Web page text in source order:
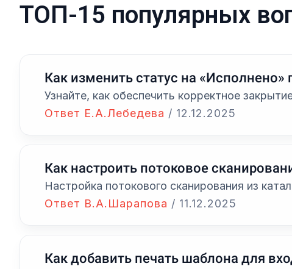
ТОП-15 популярных
Ответ Е.А.Лебедева / 12.12.2025
Как изменить статус на «Исполнено»
Узнайте, как обеспечить корректное
Ответ В.А.Шарапова / 11.12.2025
Как настроить потоковое
Настройка потокового сканирования из
Как добавить печать шаблона для